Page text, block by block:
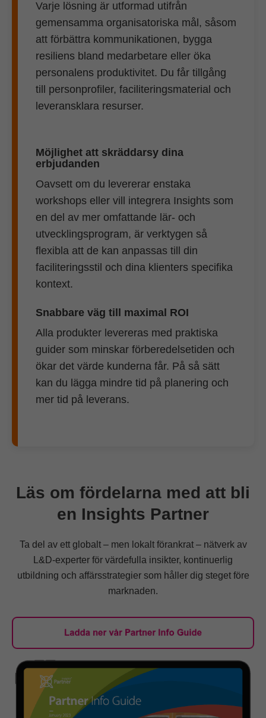
Varje lösning är utformad utifrån
gemensamma organisatoriska mål, såsom
att förbättra kommunikationen, bygga
resiliens bland medarbetare eller öka
personalens produktivitet. Du får tillgång
till personprofiler, faciliteringsmaterial och
leveransklara resurser.
Möjlighet att skräddarsy dina
erbjudanden
Oavsett om du levererar enstaka
workshops eller vill integrera Insights som
en del av mer omfattande lär- och
utvecklingsprogram, är verktygen så
flexibla att de kan anpassas till din
faciliteringsstil och dina klienters specifika
kontext.
Snabbare väg till maximal ROI
Alla produkter levereras med praktiska
guider som minskar förberedelsetiden och
ökar det värde kunderna får. På så sätt
kan du lägga mindre tid på planering och
mer tid på leverans.
Läs om fördelarna med att bli
en Insights Partner
Ta del av ett globalt – men lokalt förankrat – nätverk av
L&D-experter för värdefulla insikter, kontinuerlig
utbildning och affärsstrategier som håller dig steget före
marknaden.